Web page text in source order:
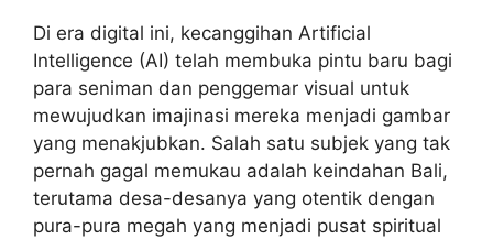
Di era digital ini, kecanggihan Artificial
Intelligence (AI) telah membuka pintu baru bagi
para seniman dan penggemar visual untuk
mewujudkan imajinasi mereka menjadi gambar
yang menakjubkan. Salah satu subjek yang tak
pernah gagal memukau adalah keindahan Bali,
terutama desa-desanya yang otentik dengan
pura-pura megah yang menjadi pusat spiritual